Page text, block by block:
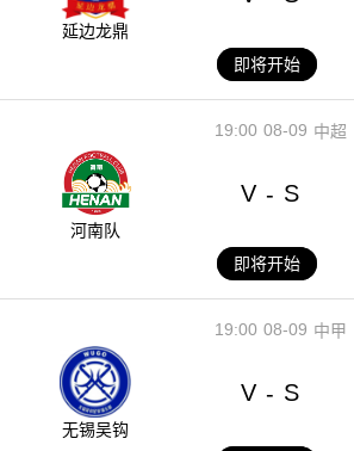
延边龙鼎
即将开始
08-09
19:00 中超
河南队
V - S
即将开始
08-09
19:00 中甲
无锡吴钩
V - S